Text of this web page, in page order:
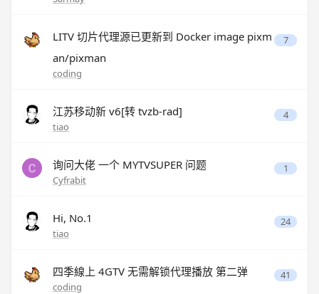
LITV 切片代理源已更新到 Docker image pixm
an/pixman
coding
7
江苏移动新 v6[转 tvzb-rad]
tiao
4
询问大佬 一个 MYTVSUPER 问题
Cyfrabit
1
Hi, No.1
tiao
24
四季線上 4GTV 无需解锁代理播放 第二弹
coding
41